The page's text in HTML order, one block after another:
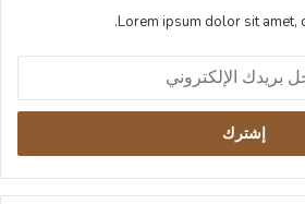
Lorem ipsum dolor sit amet,